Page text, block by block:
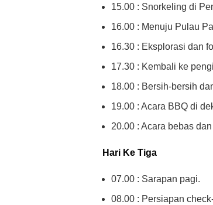
15.00 : Snorkeling di
16.00 : Menuju Pulau
16.30 : Eksplorasi dan
17.30 : Kembali ke
18.00 : Bersih-bersih
19.00 : Acara BBQ di
20.00 : Acara bebas
Hari Ke Tiga
07.00 : Sarapan pagi.
08.00 : Persiapan